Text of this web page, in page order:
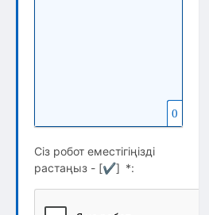
0
Сіз робот еместігіңізді
растаңыз - [✔] *: